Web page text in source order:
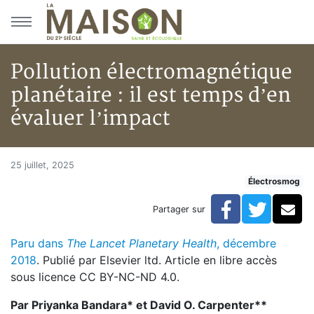
Aller au menu principal
Aller au contenu principal
Pollution électromagnétique
planétaire : il est temps d’en
évaluer l’impact
Accueil
Pollution électromagnétique planétaire : il est temps
Pollution électromagnétique
25 juillet, 2025
Électrosmog
Partager sur Facebook
Paru dans The Lancet Planetary Health, décembre
2018. Publié par Elsevier ltd. Article en libre accès
sous licence CC BY-NC-ND 4.0.
Par Priyanka Bandara* et David O. Carpenter**